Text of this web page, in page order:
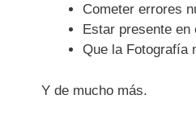
Cometer errores
Estar presente en
Que la Fotografía
Y de mucho más.